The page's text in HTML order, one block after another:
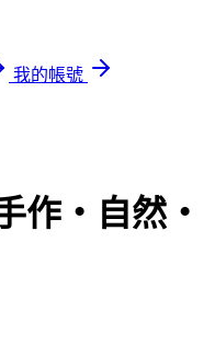
我的帳號
作‧自然‧